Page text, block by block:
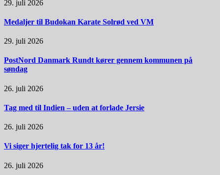
29. juli 2026
Medaljer til Budokan Karate Solrød ved VM
29. juli 2026
PostNord Danmark Rundt kører gennem kommunen på
søndag
26. juli 2026
Tag med til Indien – uden at forlade Jersie
26. juli 2026
Vi siger hjertelig tak for 13 år!
26. juli 2026